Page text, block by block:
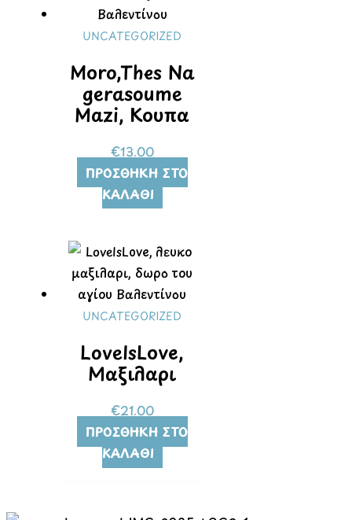
UNCATEGORIZED
Moro,Thes Na
gerasoume
Mazi, Κούπα
€13.00
ΠΡΟΣΘΉΚΗ ΣΤΟ
ΚΑΛΆΘΙ
UNCATEGORIZED
LoveIsLove,
Μαξιλάρι
€21.00
ΠΡΟΣΘΉΚΗ ΣΤΟ
ΚΑΛΆΘΙ